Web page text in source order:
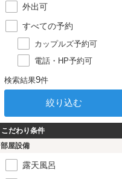
外出可
すべての予約
カップルズ予約可
電話・HP予約可
検索結果9件
こだわり条件
部屋設備
露天風呂